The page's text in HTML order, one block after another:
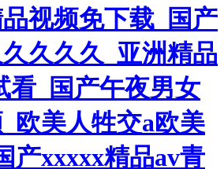
视频免下载_国产
久久久_亚洲精品
看_国产午夜男女
欧美人牲交a欧美
产xxxxx精品av青